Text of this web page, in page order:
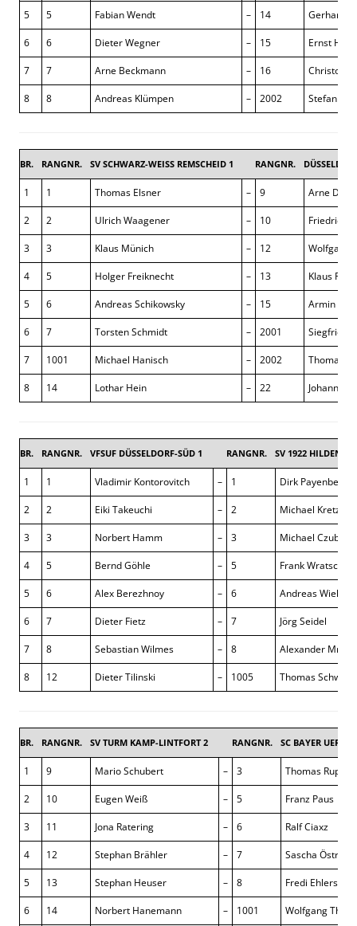
5 5 Fabian Wendt – 14 Gerhard
6 6 Dieter Wegner – 15 Ernst
7 7 Arne Beckmann – 16 Christoph
8 8 Andreas Klümpen – 2002 Stefan
BR. RANGNR. SV SCHWARZ-WEISS REMSCHEID 1 RANGNR.
1 1 Thomas Elsner – 9 Arne
2 2 Ulrich Waagener – 10 Friedrich-
3 3 Klaus Münich – 12 Wolfgang
4 5 Holger Freiknecht – 13 Klaus
5 6 Andreas Schikowsky – 15 Armin Bier
6 7 Torsten Schmidt – 2001 Siegfried
7 1001 Michael Hanisch – 2002 Thomas
8 14 Lothar Hein – 22 Johann
BR. RANGNR. VFSUF DÜSSELDORF-SÜD 1 RANGNR. SV 1922 HILDEN 1
1 1 Vladimir Kontorovitch – 1 Dirk Payenberg
2 2 Eiki Takeuchi – 2 Michael
3 3 Norbert Hamm – 3 Michael Czubak
4 5 Bernd Göhle – 5 Frank Wratschun
5 6 Alex Berezhnoy – 6 Andreas Wieling
6 7 Dieter Fietz – 7 Jörg Seidel
7 8 Sebastian Wilmes – 8 Alexander
8 12 Dieter Tilinski – 1005 Thomas Schwab
BR. RANGNR. SV TURM KAMP-LINTFORT 2 RANGNR. SC BAYER
1 9 Mario Schubert – 3 Thomas
2 10 Eugen Weiß – 5 Franz Paus
3 11 Jona Ratering – 6 Ralf Ciaxz
4 12 Stephan Brähler – 7 Sascha Östreich
5 13 Stephan Heuser – 8 Fredi Ehlers
6 14 Norbert Hanemann – 1001 Wolfgang